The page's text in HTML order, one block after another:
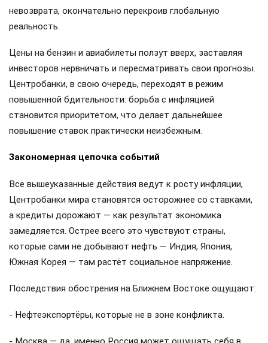
невозврата, окончательно перекроив глобальную
реальность.
Цены на бензин и авиабилеты ползут вверх, заставляя
инвесторов нервничать и пересматривать свои прогнозы.
Центробанки, в свою очередь, переходят в режим
повышенной бдительности: борьба с инфляцией
становится приоритетом, что делает дальнейшее
повышение ставок практически неизбежным.
Закономерная цепочка событий
Все вышеуказанные действия ведут к росту инфляции,
Центробанки мира становятся осторожнее со ставками,
а кредиты дорожают — как результат экономика
замедляется. Острее всего это чувствуют страны,
которые сами не добывают нефть — Индия, Япония,
Южная Корея — там растёт социальное напряжение.
Последствия обострения на Ближнем Востоке ощущают:
- Нефтеэкспортёры, которые не в зоне конфликта.